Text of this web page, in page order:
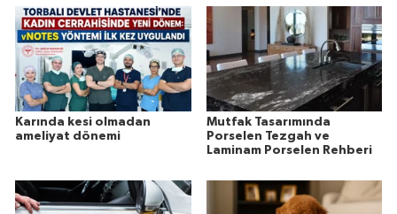
Karında kesi olmadan
ameliyat dönemi
Mutfak Tasarımında
Porselen Tezgah ve
Laminam Porselen Rehberi